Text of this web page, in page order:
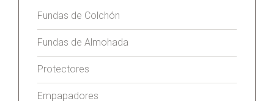
Fundas de Colchón
Fundas de Almohada
Protectores
Empapadores